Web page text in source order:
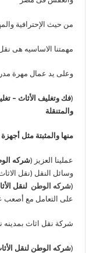
من حيث الإحترافية
مهمتنا الاساسيه هى
وعلى يد عمال مهرة
(فك وتغليف الأثاث –
والمتنقلة
منها والمثبتة مثل
عملينا العزيز (شركه
وسائل النقل (نقل
(شركه الوطن لنقل
على التعامل مع أصعب
شركة نقل اثاث بمدينه
(شركه الوطن لنقل